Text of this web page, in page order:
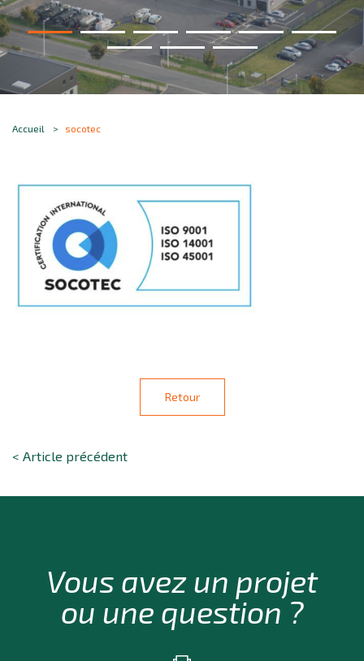
Accueil socotec
Retour
< Article précédent
Vous avez un projet
ou une question ?